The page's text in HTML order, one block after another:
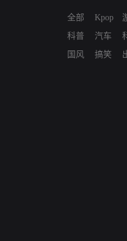
全部
科普
国风
Kpop
汽车
搞笑